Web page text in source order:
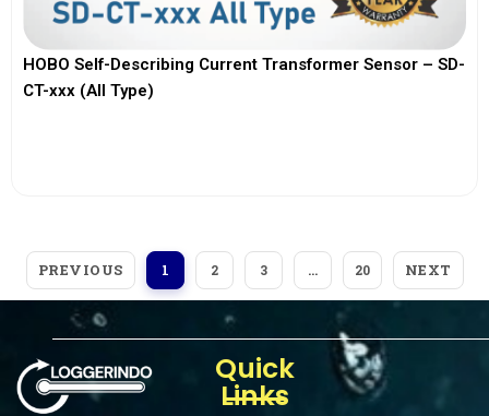
HOBO Self-Describing Current Transformer Sensor – SD-
CT-xxx (All Type)
PREVIOUS 1 2 3 … 20 NEXT
Quick
Links